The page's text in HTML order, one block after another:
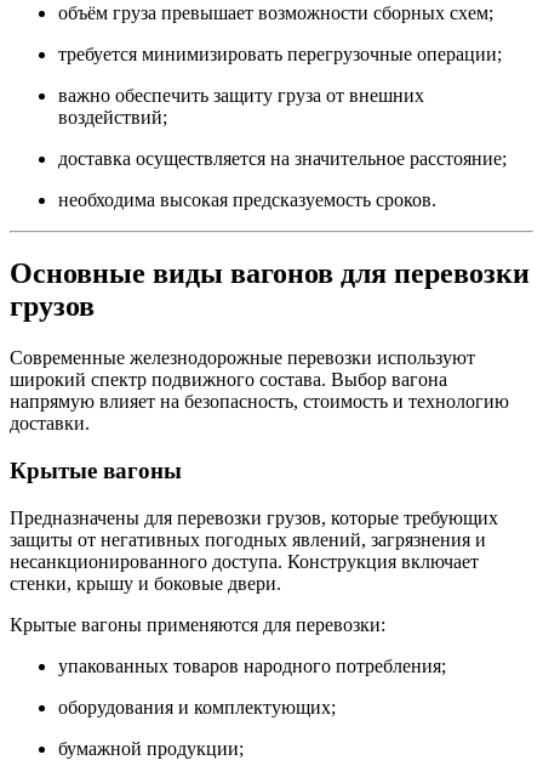
объём груза превышает возможности сборных схем;
требуется минимизировать перегрузочные операции;
важно обеспечить защиту груза от внешних
воздействий;
доставка осуществляется на значительное расстояние;
необходима высокая предсказуемость сроков.
Основные виды вагонов для перевозки
грузов
Современные железнодорожные перевозки используют
широкий спектр подвижного состава. Выбор вагона
напрямую влияет на безопасность, стоимость и технологию
доставки.
Крытые вагоны
Предназначены для перевозки грузов, которые требующих
защиты от негативных погодных явлений, загрязнения и
несанкционированного доступа. Конструкция включает
стенки, крышу и боковые двери.
Крытые вагоны применяются для перевозки:
упакованных товаров народного потребления;
оборудования и комплектующих;
бумажной продукции;